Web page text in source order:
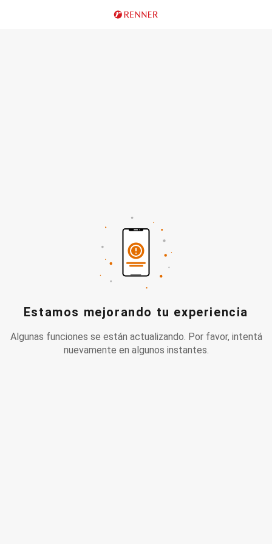
Estamos mejorando tu experiencia
Algunas funciones se están actualizando. Por favor, intentá
nuevamente en algunos instantes.